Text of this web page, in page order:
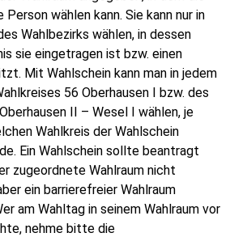
wählen kann. Sie kann nur in
Wahlbezirks wählen, in dessen
sie eingetragen ist bzw. einen
Mit Wahlschein kann man in jedem
56 Oberhausen I bzw. des
II – Wesel I wählen, je
Wahlkreis der Wahlschein
Ein Wahlschein sollte beantragt
zugeordnete Wahlraum nicht
ein barrierefreier Wahlraum
am Wahltag in seinem Wahlraum vor
nehme bitte die